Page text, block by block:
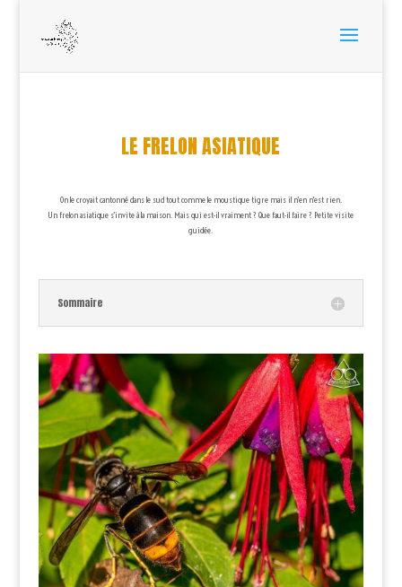
LE FRELON ASIATIQUE
On le croyait cantonné dans le sud tout comme le moustique tigre mais il n’en n’est rien.
Un frelon asiatique s’invite à la maison. Mais qui est-il vraiment ? Que faut-il faire ? Petite visite
guidée.
Sommaire